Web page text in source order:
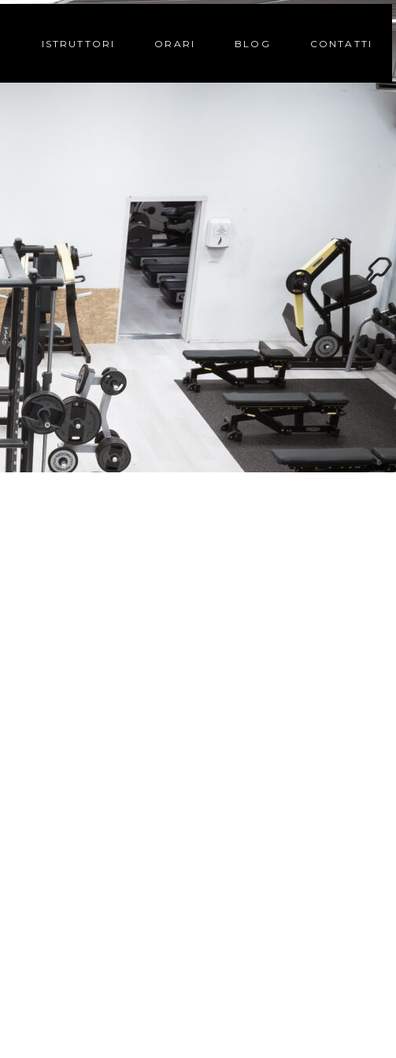
ISTRUTTORI ORARI BLOG CONTATTI